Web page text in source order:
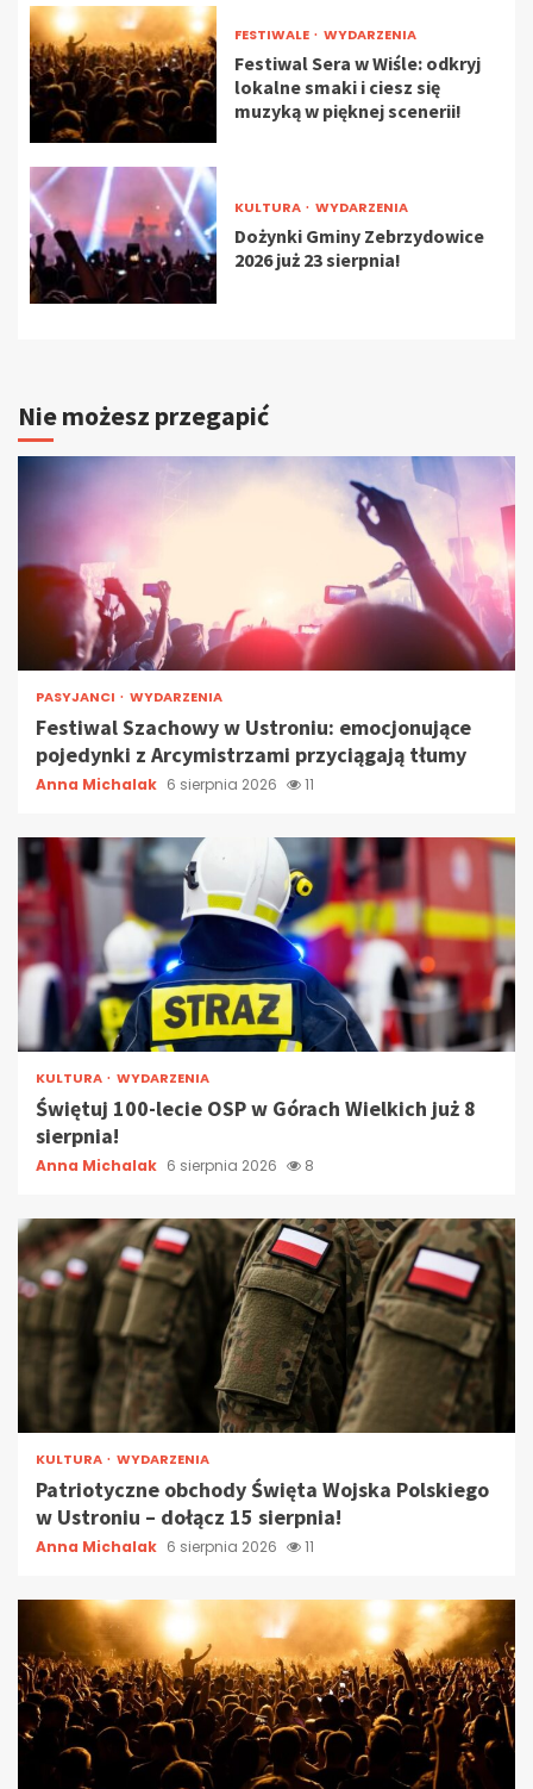
FESTIWALE WYDARZENIA
Festiwal Sera w Wiśle: odkryj
lokalne smaki i ciesz się
muzyką w pięknej scenerii!
KULTURA WYDARZENIA
Dożynki Gminy Zebrzydowice
2026 już 23 sierpnia!
Nie możesz przegapić
PASYJANCI WYDARZENIA
Festiwal Szachowy w Ustroniu: emocjonujące
pojedynki z Arcymistrzami przyciągają tłumy
Anna Michalak 6 sierpnia 2026 11
KULTURA WYDARZENIA
Świętuj 100-lecie OSP w Górach Wielkich już 8
sierpnia!
Anna Michalak 6 sierpnia 2026 8
KULTURA WYDARZENIA
Patriotyczne obchody Święta Wojska Polskiego
w Ustroniu – dołącz 15 sierpnia!
Anna Michalak 6 sierpnia 2026 11